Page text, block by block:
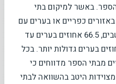
באשר למיקום בתי
באזורים כפריים או בערים עם
פחות משלושת אלפים תושבים, 66.5 אחוזים בערים עד
תושבים, ו-27 אחוזים בערים גדולות יותר. בכל
כ-49 אחוזים מבתי הספר מדווחים כי
היטב בהשוואה לבתי